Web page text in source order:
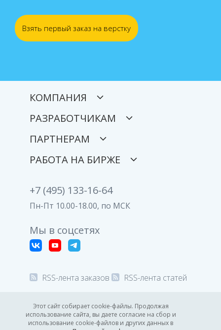
Взять первый заказ на верстку
Этот сайт собирает cookie-файлы. Продолжая
использование сайта, вы даете согласие на сбор и
использование cookie-файлов и других данных в
КОМПАНИЯ
РАЗРАБОТЧИКАМ
ПАРТНЕРАМ
РАБОТА НА БИРЖЕ
+7 (495) 133-16-64
Пн-Пт 10.00-18.00, по МСК
Мы в соцсетях
RSS-лента заказов RSS-лента статей
© 2008-2026 Все права защищены.
Политика конфиденциальности